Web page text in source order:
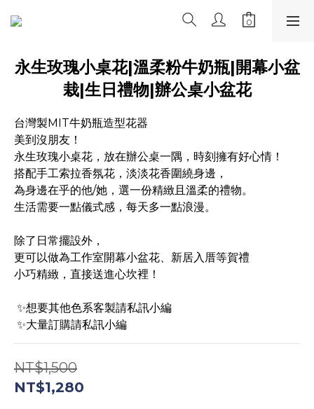
永生玫瑰小桌花|溫柔粉牛奶瓶|開幕小盆
栽|生日禮物|辦公桌小盆花
台灣製MIT牛奶瓶造型花器
美到沒朋友！
永生玫瑰小桌花，放在辦公桌一隅，時刻擁有好心情！
搭配手工索拉香氛花，淡淡花香圍繞身邊，
為身邊在乎的他/她，選一份精緻且溫柔的禮物。
生活需要一點儀式感，每天多一點浪漫。
除了日常擺設外，
更可以做為工作室開幕小盆花、新居入厝等賀禮
小巧精緻，直接送進心坎裡！
✨想要其他色系客製請私訊小編
✨大量訂購請私訊小編
NT$1,500
NT$1,280